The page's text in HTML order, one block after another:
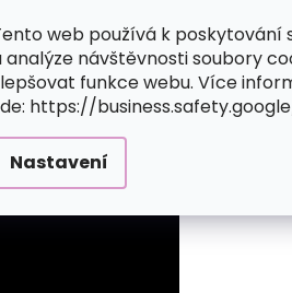
web používá k poskytování
analýze návštěvnosti soubory
funkce webu. Více
https://
Nastavení